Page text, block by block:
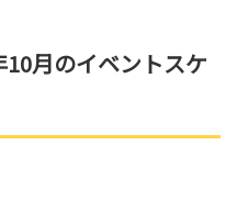
10月のイベントスケ